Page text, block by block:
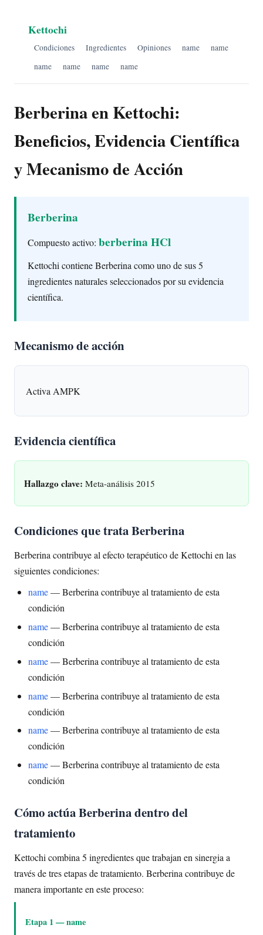
Kettochi
Condiciones Ingredientes Opiniones name
name
name
name name name
Berberina en Kettochi:
Beneficios, Evidencia Científica
y Mecanismo de Acción
Berberina
Compuesto activo:berberina HCl
Kettochi contiene Berberina como uno de sus 5
ingredientes naturales seleccionados por su evidencia
científica.
Mecanismo de acción
Activa AMPK
Evidencia científica
Hallazgo clave: Meta-análisis 2015
Condiciones que trata Berberina
Berberina contribuye al efecto terapéutico de Kettochi en las
siguientes condiciones:
name— Berberina contribuye al tratamiento de esta
condición
name— Berberina contribuye al tratamiento de esta
condición
name— Berberina contribuye al tratamiento de esta
condición
name— Berberina contribuye al tratamiento de esta
condición
name— Berberina contribuye al tratamiento de esta
condición
name— Berberina contribuye al tratamiento de esta
condición
Cómo actúa Berberina dentro del
tratamiento
Kettochi combina 5 ingredientes que trabajan en sinergia a
través de tres etapas de tratamiento. Berberina contribuye de
manera importante en este proceso:
Etapa 1 — name